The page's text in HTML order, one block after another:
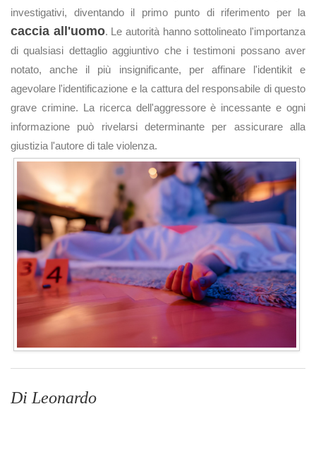
investigativi, diventando il primo punto di riferimento per la
caccia all'uomo. Le autorità hanno sottolineato l'importanza
di qualsiasi dettaglio aggiuntivo che i testimoni possano aver
notato, anche il più insignificante, per affinare l'identikit e
agevolare l'identificazione e la cattura del responsabile di questo
grave crimine. La ricerca dell'aggressore è incessante e ogni
informazione può rivelarsi determinante per assicurare alla
giustizia l'autore di tale violenza.
Di Leonardo